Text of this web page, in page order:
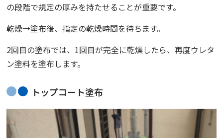
の段階で規定の厚みを持たせることが重要です。
乾燥→塗布後、指定の乾燥時間を待ちます。
2回目の塗布では、1回目が完全に乾燥したら、再度ウレタ
ン塗料を塗布します。
トップコート塗布